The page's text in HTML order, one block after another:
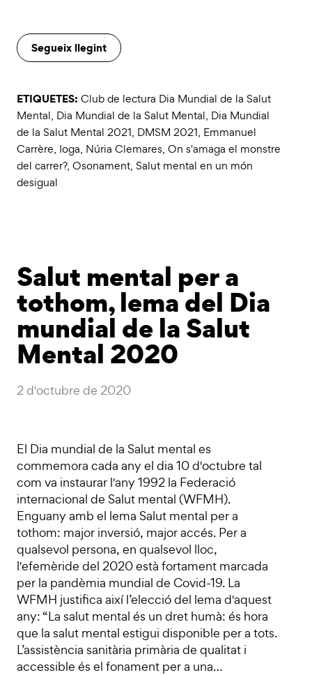
Segueix llegint
ETIQUETES: Club de lectura Dia Mundial de la Salut
Mental, Dia Mundial de la Salut Mental, Dia Mundial
de la Salut Mental 2021, DMSM 2021, Emmanuel
Carrère, Ioga, Núria Clemares, On s'amaga el monstre
del carrer?, Osonament, Salut mental en un món
desigual
Salut mental per a
tothom, lema del Dia
mundial de la Salut
Mental 2020
2 d'octubre de 2020
El Dia mundial de la Salut mental es
commemora cada any el dia 10 d'octubre tal
com va instaurar l'any 1992 la Federació
internacional de Salut mental (WFMH).
Enguany amb el lema Salut mental per a
tothom: major inversió, major accés. Per a
qualsevol persona, en qualsevol lloc,
l'efemèride del 2020 està fortament marcada
per la pandèmia mundial de Covid-19. La
WFMH justifica així l’elecció del lema d'aquest
any: “La salut mental és un dret humà: és hora
que la salut mental estigui disponible per a tots.
L’assistència sanitària primària de qualitat i
accessible és el fonament per a una…